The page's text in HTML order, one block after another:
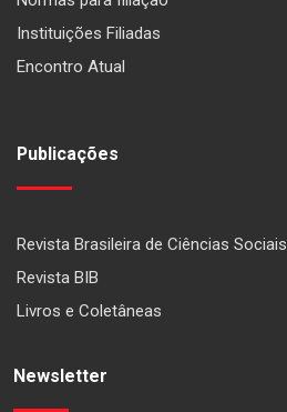
Instituições Filiadas
Encontro Atual
Publicações
Revista Brasileira de Ciências Sociais
Revista BIB
Livros e Coletâneas
Newsletter